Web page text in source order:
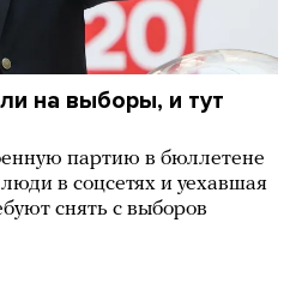
на выборы, и тут
партию в бюллетене
в соцсетях и уехавшая
снять с выборов